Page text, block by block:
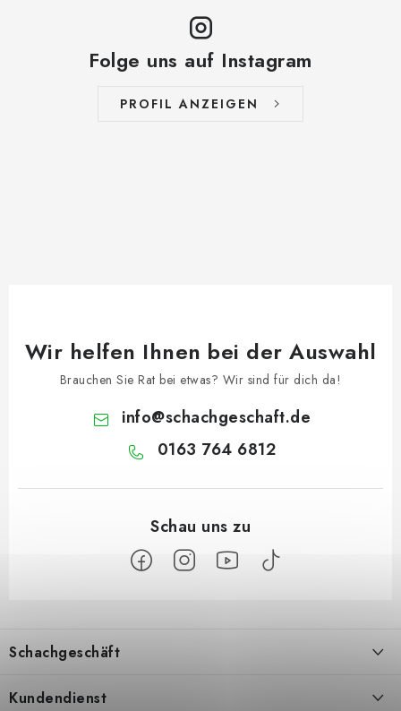
Folge uns auf Instagram
PROFIL ANZEIGEN
Wir helfen Ihnen bei der Auswahl
Brauchen Sie Rat bei etwas? Wir sind für dich da!
info@schachgeschaft.de
0163 764 6812
ß
z
Schachgeschäft
Kundendienst